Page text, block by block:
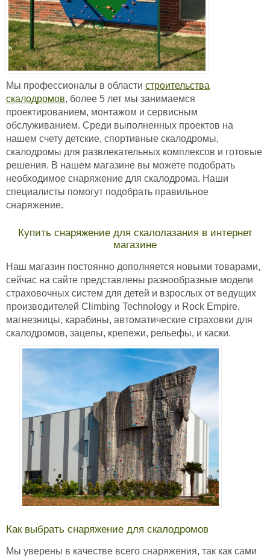
Мы профессионалы в области строительства
скалодромов, более 5 лет мы занимаемся
проектированием, монтажом и сервисным
обслуживанием. Среди выполненных проектов на
нашем счету детские, спортивные скалодромы,
скалодромы для развлекательных комплексов и готовые
решения. В нашем магазине вы можете подобрать
необходимое снаряжение для скалодрома. Наши
специалисты помогут подобрать правильное
снаряжение.
Купить снаряжение для скалолазания в интернет
магазине
Наш магазин постоянно дополняется новыми товарами,
сейчас на сайте представлены разнообразные модели
страховочных систем для детей и взрослых от ведущих
производителей Climbing Technology и Rock Empire,
магнезницы, карабины, автоматические страховки для
скалодромов, зацепы, крепежи, рельефы, и каски.
Как выбрать снаряжение для скалодромов
Мы уверены в качестве всего снаряжения, так как сами